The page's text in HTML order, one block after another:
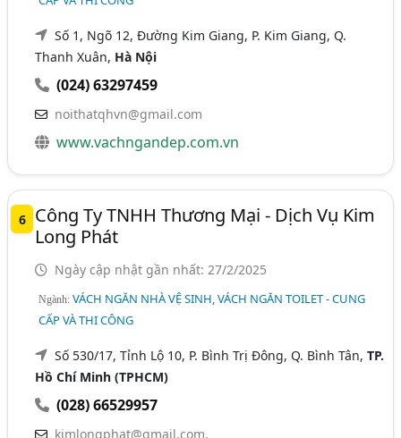
Số 1, Ngõ 12, Đường Kim Giang, P. Kim Giang, Q.
Thanh Xuân, Hà Nội
(024) 63297459
noithatqhvn@gmail.com
www.vachngandep.com.vn
6
Công Ty TNHH Thương Mại - Dịch Vụ Kim
Long Phát
Ngày cập nhật gần nhất: 27/2/2025
Ngành:VÁCH NGĂN NHÀ VỆ SINH, VÁCH NGĂN TOILET - CUNG
CẤP VÀ THI CÔNG
Số 530/17, Tỉnh Lộ 10, P. Bình Trị Đông, Q. Bình Tân,TP.
Hồ Chí Minh (TPHCM)
(028) 66529957
kimlongphat@gmail.com,